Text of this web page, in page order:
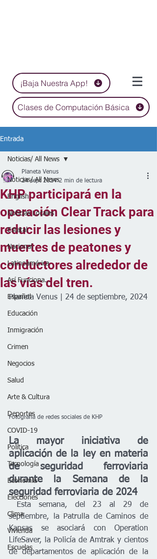
¡Baja Nuestra App!
Clases de Computación Básica
Entrada
Noticias/ All News
English
Noticias Locales
Estatal
Nacional
Latinoamérica
Así Funciona...
Español
Educación
Inmigración
Crimen
Negocios
Salud
Arte & Cultura
Deportes
COVID-19
Política
Tecnología
Economía
Elecciones
Clima
Vivienda
Escuelas
Noticias/ All News
KHP participará en la
operación Clear Track para
reducir las lesiones y
muertes de peatones y
conductores alrededor de
las vías del tren.
Planeta Venus
24 sept 2024 2 min de lectura
Planeta Venus | 24 de septiembre, 2024
Fotografía de redes sociales de KHP
La mayor iniciativa de
aplicación de la ley en materia
de seguridad ferroviaria
durante la Semana de la
seguridad ferroviaria de 2024
septiembre, la Patrulla de Caminos de
Kansas se asociará con Operation
LifeSaver, la Policía de Amtrak y cientos
de departamentos de aplicación de la